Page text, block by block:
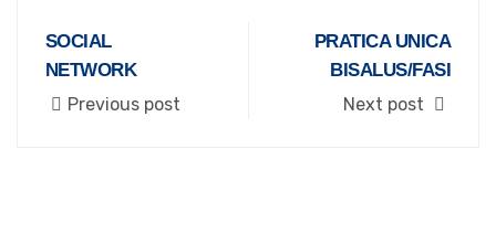
SOCIAL
NETWORK
Previous post
PRATICA UNICA
BISALUS/FASI
Next post